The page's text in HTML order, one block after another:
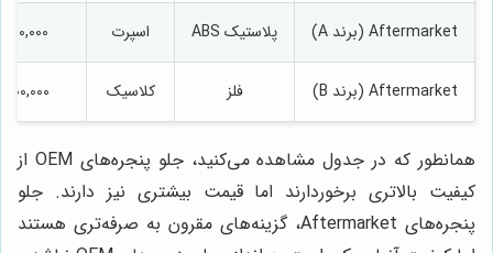
Aftermarket (برند A) پلاستیک ABS اسپرت
Aftermarket (برند B) فلز کلاسیک
همانطور که در جدول مشاهده می‌کنید، جلو پنجره‌های OEM از
کیفیت بالاتری برخوردارند اما قیمت بیشتری نیز دارند. جلو
پنجره‌های Aftermarket، گزینه‌های مقرون به صرفه‌تری هستند